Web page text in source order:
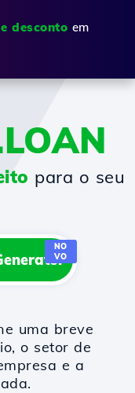
desconto em
para o seu
NO
VO
uma breve
o setor de
e a